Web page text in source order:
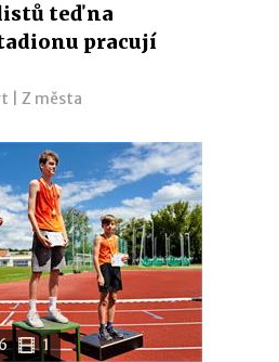
teď na
pracují
Z města
1